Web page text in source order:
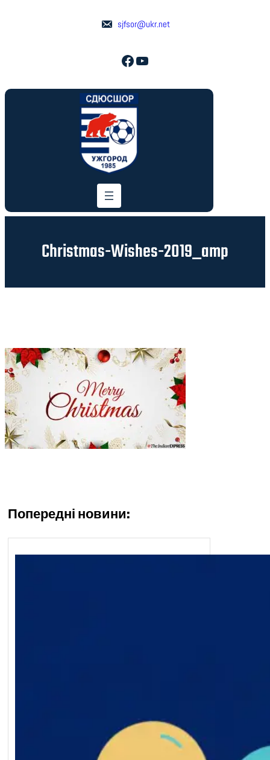
sjfsor@ukr.net
Facebook YouTube
Christmas-Wishes-2019_amp
Попередні новини: